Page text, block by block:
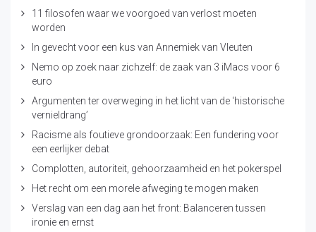
11 filosofen waar we voorgoed van verlost moeten
worden
In gevecht voor een kus van Annemiek van Vleuten
Nemo op zoek naar zichzelf: de zaak van 3 iMacs voor 6
euro
Argumenten ter overweging in het licht van de ‘historische
vernieldrang’
Racisme als foutieve grondoorzaak: Een fundering voor
een eerlijker debat
Complotten, autoriteit, gehoorzaamheid en het pokerspel
Het recht om een morele afweging te mogen maken
Verslag van een dag aan het front: Balanceren tussen
ironie en ernst